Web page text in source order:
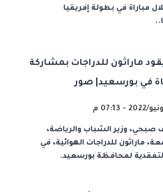
مباراة في بطولة إفريقيا
ماراثون للدراجات بمشاركة
صبحي، وزير الشباب والرياضة،
ماراثون للدراجات الهوائية، في
لمحافظة بورسعيد.